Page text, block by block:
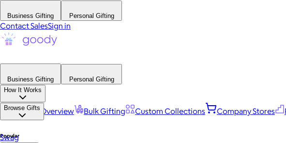
Business Gifting Personal Gifting
Contact SalesSign in
Business Gifting
Personal Gifting
How It Works
Platform Overview Bulk Gifting Custom Collections Company Stores
Browse Gifts
Popular
Swag